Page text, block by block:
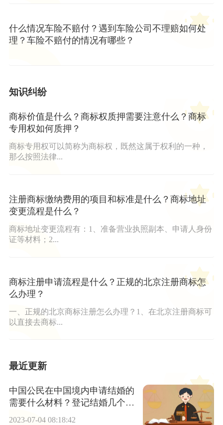
什么情况车险不赔付？遇到车险公司不理赔如何处
理？车险不赔付的情况有哪些？
知识纠纷
商标价值是什么？商标权质押需要注意什么？商标
专用权如何质押？
商标专用权可以简称为商标权，既然这属于权利的一种，
那么按照法律...
注册商标缴纳费用的项目和标准是什么？商标地址
变更流程是什么？
商标地址变更流程有：1、准备营业执照副本、申请人身份
证等材料；2...
商标注册申请流程是什么？正规的北京注册商标怎
么办理？
一、正规的北京商标注册怎么办理？1、在北京注册商标可
以直接去商标...
最近更新
中国公民在中国境内申请结婚的
需要什么材料？登记结婚几个环
节？ 每日焦点
2023-07-04 08:18:42